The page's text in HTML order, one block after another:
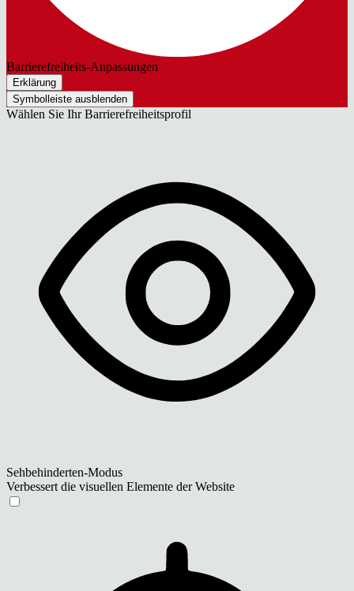
Barrierefreiheits-Anpassungen
Erklärung
Symbolleiste ausblenden
Wählen Sie Ihr Barrierefreiheitsprofil
Sehbehinderten-Modus
Verbessert die visuellen Elemente der Website